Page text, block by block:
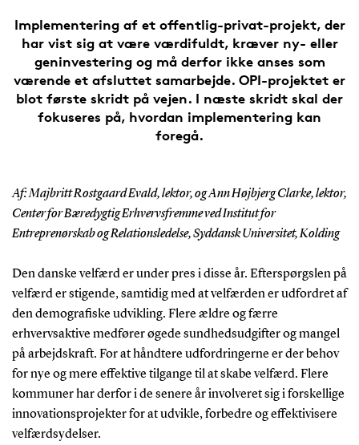
Implementering af et offentlig-privat-projekt, der
har vist sig at være værdifuldt, kræver ny- eller
geninvestering og må derfor ikke anses som
værende et afsluttet samarbejde. OPI-projektet er
blot første skridt på vejen. I næste skridt skal der
fokuseres på, hvordan implementering kan
foregå.
Af: Majbritt Rostgaard Evald, lektor, og Ann Højbjerg Clarke, lektor,
Center for Bæredygtig Erhvervsfremme ved Institut for
Entreprenørskab og Relationsledelse, Syddansk Universitet, Kolding
Den danske velfærd er under pres i disse år. Efterspørgslen på
velfærd er stigende, samtidig med at velfærden er udfordret af
den demografiske udvikling. Flere ældre og færre
erhvervsaktive medfører øgede sundhedsudgifter og mangel
på arbejdskraft. For at håndtere udfordringerne er der behov
for nye og mere effektive tilgange til at skabe velfærd. Flere
kommuner har derfor i de senere år involveret sig i forskellige
innovationsprojekter for at udvikle, forbedre og effektivisere
velfærdsydelser.